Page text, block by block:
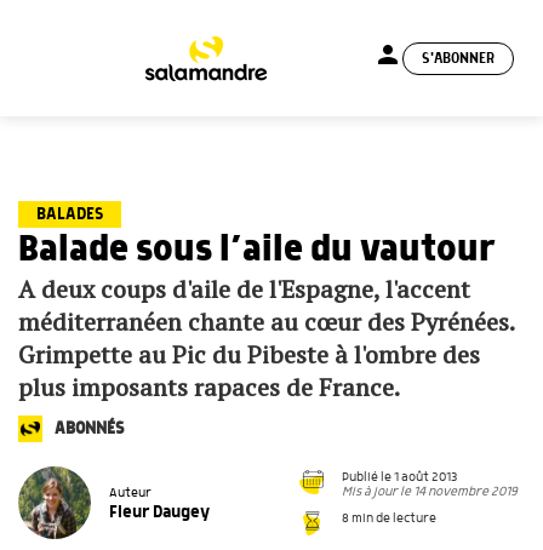
person S'ABONNER
BALADES
Balade sous l’aile du vautour
A deux coups d'aile de l'Espagne, l'accent
méditerranéen chante au cœur des Pyrénées.
Grimpette au Pic du Pibeste à l'ombre des
plus imposants rapaces de France.
ABONNÉS
Auteur
Fleur Daugey
Publié le 1 août 2013
Mis à jour le 14 novembre 2019
8 min de lecture